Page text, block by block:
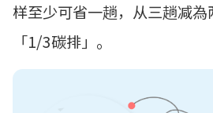
样至少可省一趟，从三趟减為
「1/3碳排」。